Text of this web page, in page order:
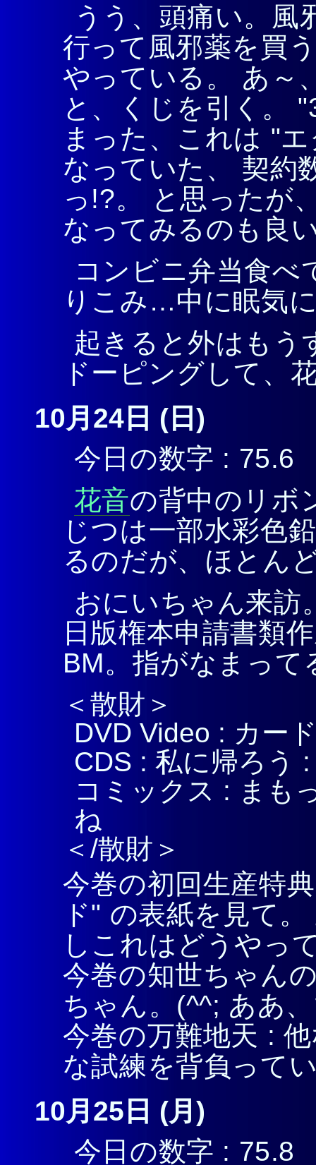
うう、頭痛い。風
行って風邪薬を買
やっている。 あ～
と、くじを引く。
まった、これは "
なっていた、 契約
っ!?。 と思ったが
なってみるのも良
コンビニ弁当食べ
りこみ…中に眠気
起きると外はもう
ドーピングして、
10月24日 (日)
今日の数字 : 75.6
花音の背中のリボ
じつは一部水彩色
るのだが、ほとん
おにいちゃん来訪
日版権本申請書類
BM。指がなまって
＜散財＞
DVD Video : カー
CDS : 私に帰ろう
コミックス : まも
ね
＜/散財＞
今巻の初回生産特
ド" の表紙を見て
しこれはどうやっ
今巻の知世ちゃん
ちゃん。(^^; ああ
今巻の万難地天 :
な試練を背負って
10月25日 (月)
今日の数字 : 75.8